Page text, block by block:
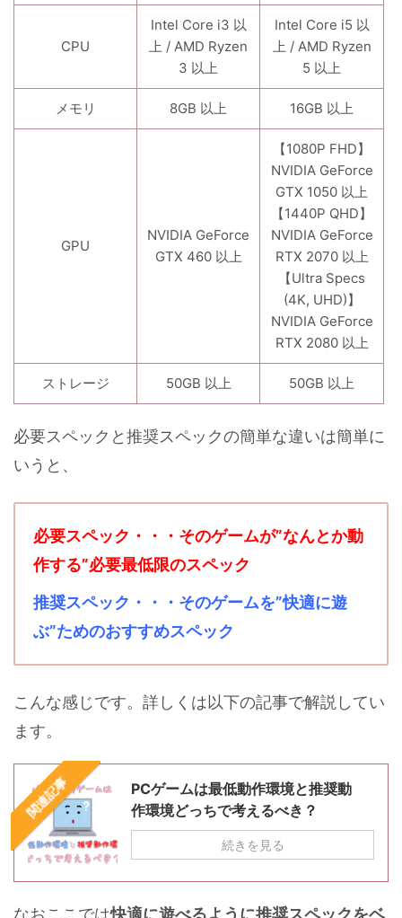
CPU
Intel Core i3 以
上 / AMD Ryzen
3 以上
Intel Core i5 以
上 / AMD Ryzen
5 以上
メモリ 8GB 以上 16GB 以上
GPU
NVIDIA GeForce
GTX 460 以上
【1080P FHD】
NVIDIA GeForce
GTX 1050 以上
【1440P QHD】
NVIDIA GeForce
RTX 2070 以上
【Ultra Specs
(4K, UHD)】
NVIDIA GeForce
RTX 2080 以上
ストレージ 50GB 以上 50GB 以上
必要スペックと推奨スペックの簡単な違いは簡単に
いうと、
必要スペック・・・そのゲームが”なんとか動
作する”必要最低限のスペック
推奨スペック・・・そのゲームを”快適に遊
ぶ”ためのおすすめスペック
こんな感じです。詳しくは以下の記事で解説してい
ます。
関連記事
PCゲームは最低動作環境と推奨動
作環境どっちで考えるべき？
続きを見る
なおここでは快適に遊べるように推奨スペックをベ